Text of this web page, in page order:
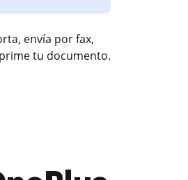
envía por fax,
tu documento.